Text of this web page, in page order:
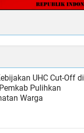
UHC Cut-Off di
Pulihkan
Warga